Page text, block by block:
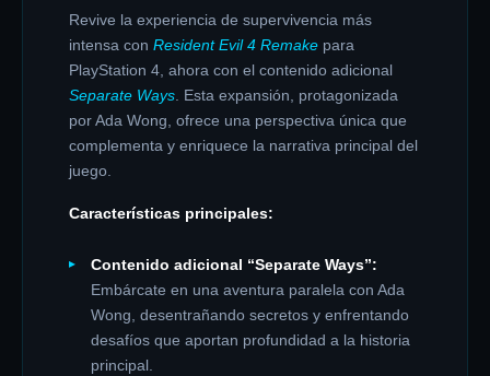
Revive la experiencia de supervivencia más
intensa con Resident Evil 4 Remake para
PlayStation 4, ahora con el contenido adicional
Separate Ways. Esta expansión, protagonizada
por Ada Wong, ofrece una perspectiva única que
complementa y enriquece la narrativa principal del
juego.
Características principales:
Contenido adicional “Separate Ways”:
Embárcate en una aventura paralela con Ada
Wong, desentrañando secretos y enfrentando
desafíos que aportan profundidad a la historia
principal.